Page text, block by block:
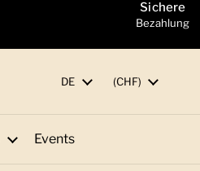
Sichere
Bezahlung
Sprache
DE Land/Region
(CHF)
Events